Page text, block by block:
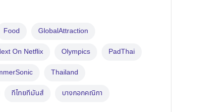
Food GlobalAttraction
On Netflix Olympics PadThai
Thailand
ทีไทยทีมันส์ บางกอกคณิกา